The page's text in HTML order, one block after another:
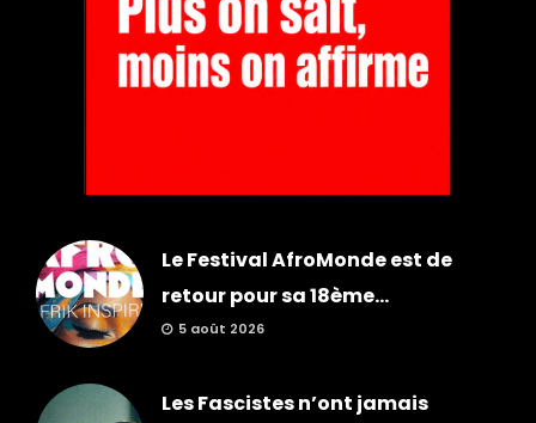
Le Festival AfroMonde est de
retour pour sa 18ème...
5 août 2026
Les Fascistes n’ont jamais